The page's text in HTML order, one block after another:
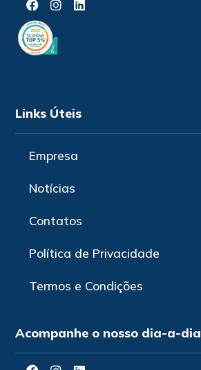
Links Úteis
Empresa
Notícias
Contatos
Política de Privacidade
Termos e Condições
Acompanhe o nosso dia-a-dia